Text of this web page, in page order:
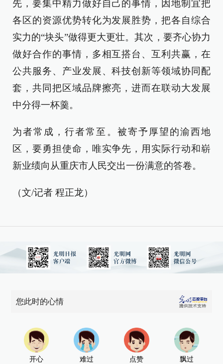
先，要集中精力做好自己的事情，因地制宜把
各区的资源优势转化为发展胜势，把各自综合
实力的“块头”做得更大更壮。其次，要齐心协力
做好合作的事情，多相互搭台、互利共赢，在
公共服务、产业发展、科技创新等领域协同配
套，共同把区域品牌擦亮，进而在联动大发展
中分得一杯羹。
为者常成，行者常至。被寄予厚望的渝西地
区，要勇担使命，唯实争先，用实际行动和崭
新业绩向从重庆市人民交出一份满意的答卷。
（文/记者 程正龙）
您此时的心情
开心 难过 点赞 飘过